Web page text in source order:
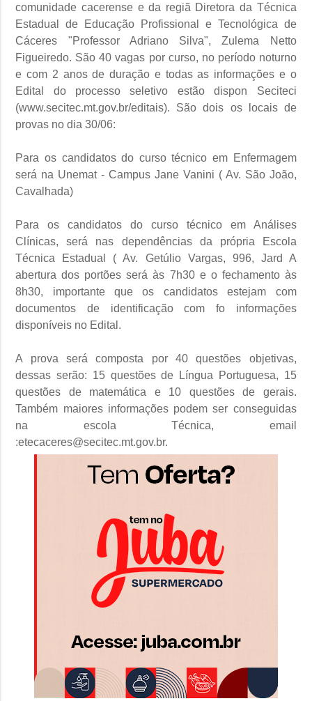
comunidade cacerense e da regiã Diretora da Técnica
Estadual de Educação Profissional e Tecnológica de
Cáceres "Professor Adriano Silva", Zulema Netto
Figueiredo. São 40 vagas por curso, no período noturno
e com 2 anos de duração e todas as informações e o
Edital do processo seletivo estão dispon Seciteci
(www.secitec.mt.gov.br/editais). São dois os locais de
provas no dia 30/06:
Para os candidatos do curso técnico em Enfermagem
será na Unemat - Campus Jane Vanini ( Av. São João,
Cavalhada)
Para os candidatos do curso técnico em Análises
Clínicas, será nas dependências da própria Escola
Técnica Estadual ( Av. Getúlio Vargas, 996, Jard A
abertura dos portões será às 7h30 e o fechamento às
8h30, importante que os candidatos estejam com
documentos de identificação com fo informações
disponíveis no Edital.
A prova será composta por 40 questões objetivas,
dessas serão: 15 questões de Língua Portuguesa, 15
questões de matemática e 10 questões de gerais.
Também maiores informações podem ser conseguidas
na escola Técnica, email
:etecaceres@secitec.mt.gov.br.